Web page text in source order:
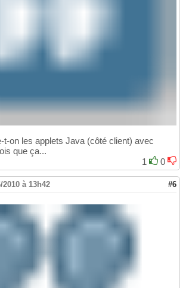
t-on les applets Java (côté client) avec
que ça...
1
0
2010 à 13h42 #6